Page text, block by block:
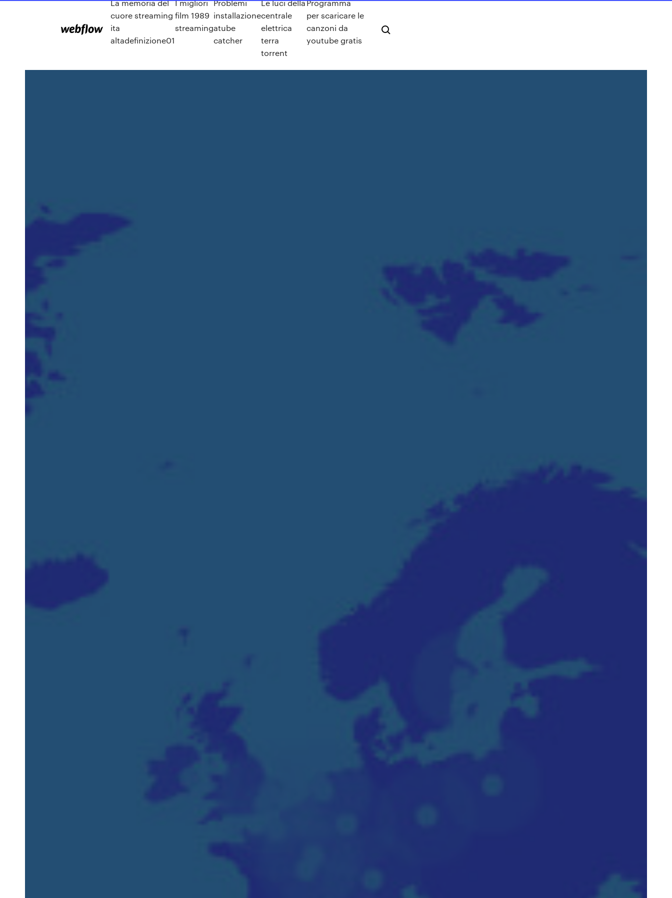
La memoria del
cuore streaming
ita
altadefinizione01
I migliori
film 1989
streaming
Problemi
installazione
atube
catcher
Le luci della
centrale
elettrica
terra
torrent
Programma
per scaricare le
canzoni da
youtube gratis